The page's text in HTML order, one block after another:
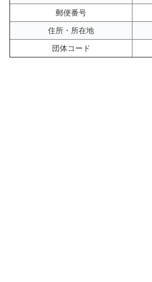
郵便番号
住所・所在地
団体コード